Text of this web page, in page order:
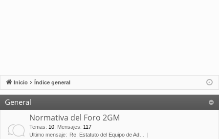
Inicio Índice general
General
Normativa del Foro 2GM
Temas: 10 Mensajes: 117
Último mensaje:
Re: Estatuto del Equipo de Ad…